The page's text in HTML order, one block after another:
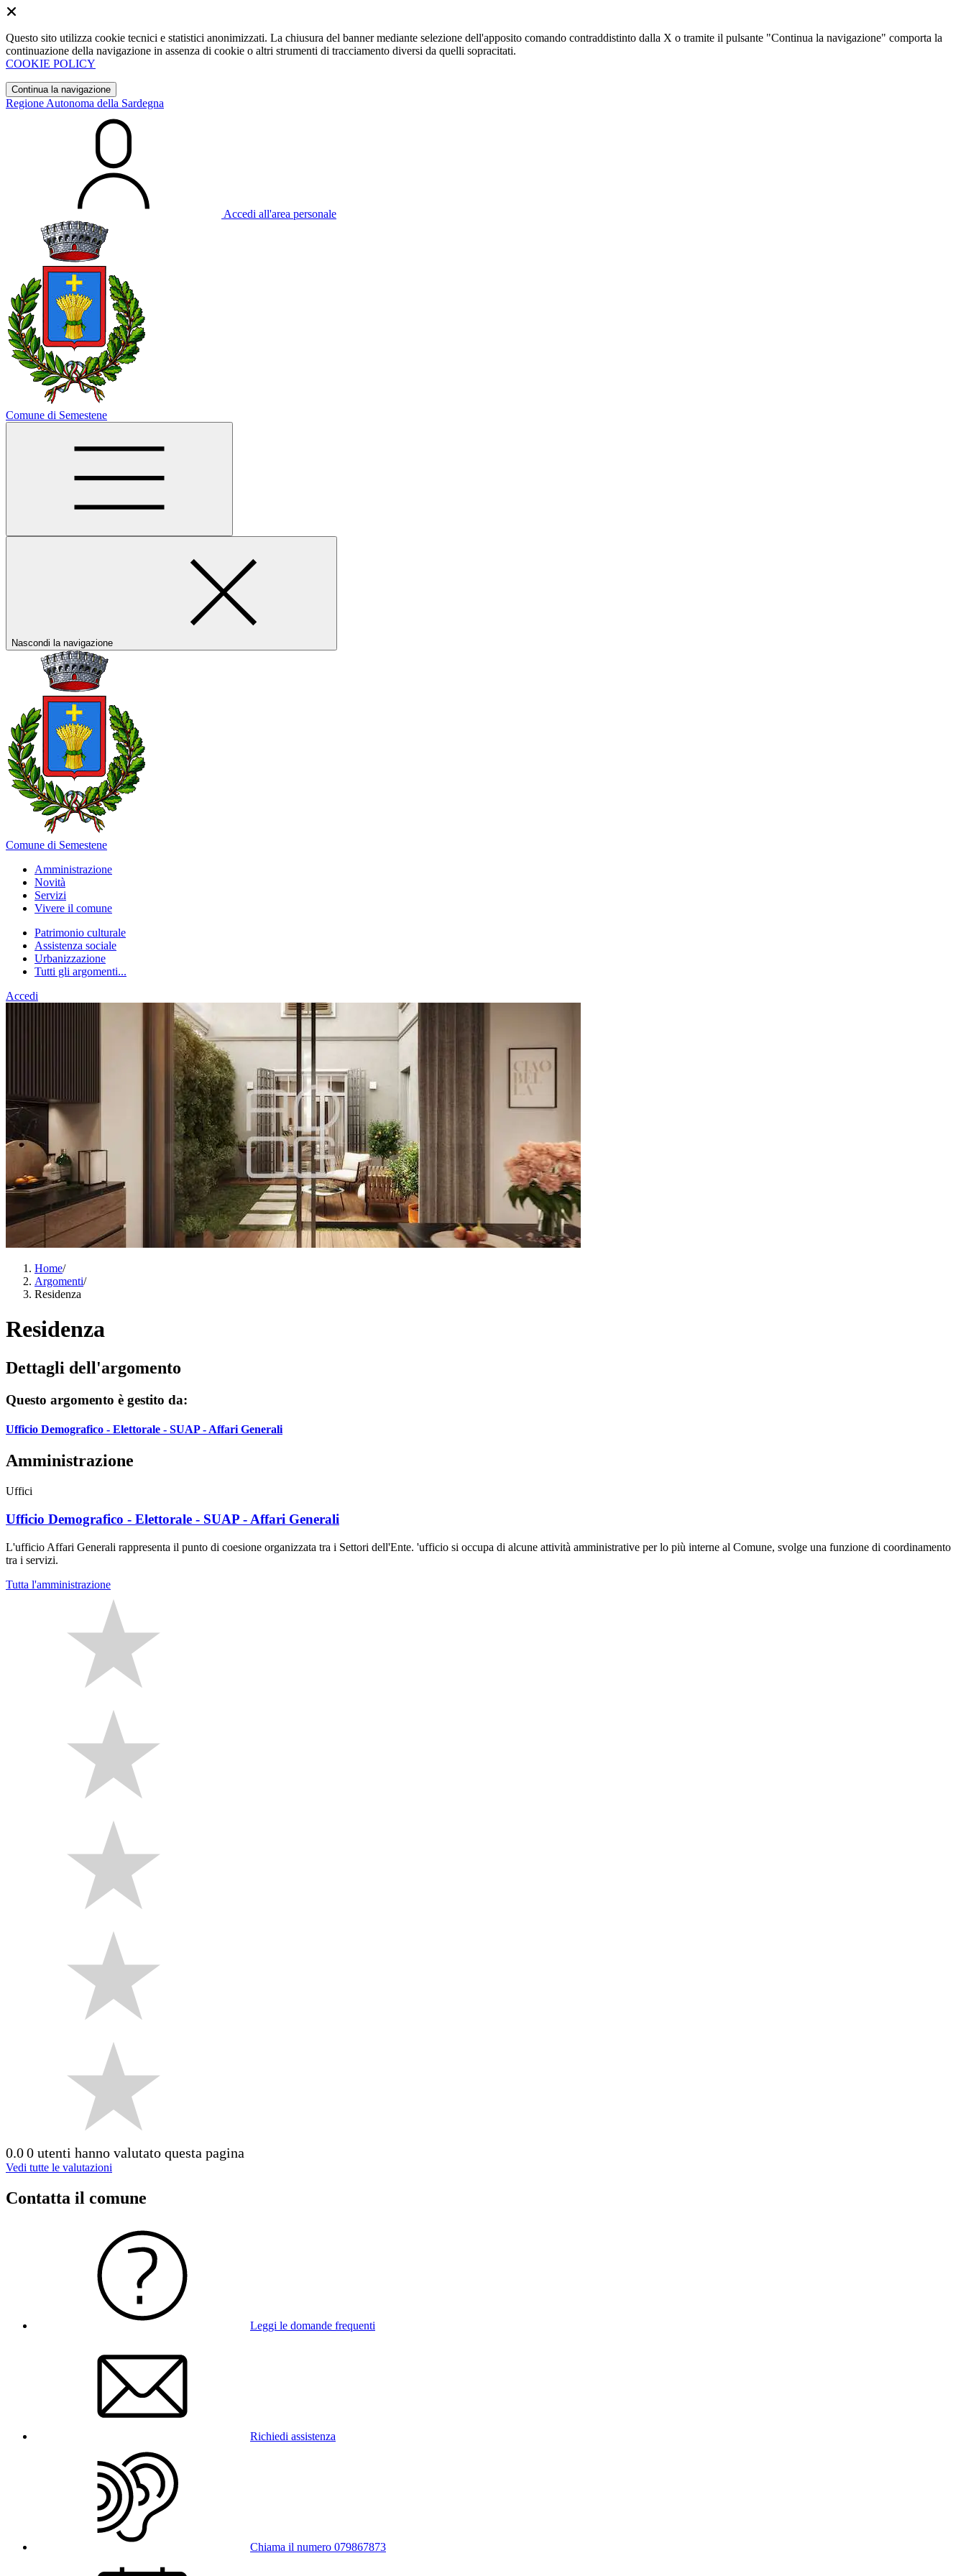
Questo sito utilizza cookie tecnici e statistici anonimizzati. La chiusura del banner mediante selezione dell'apposito comando contraddistinto dalla X o tramite il pulsante "Continua la navigazione" comporta la
continuazione della navigazione in assenza di cookie o altri strumenti di tracciamento diversi da quelli sopracitati.
COOKIE POLICY
Continua la navigazione
Regione Autonoma della Sardegna
Accedi all'area personale
Comune di Semestene
Nascondi la navigazione
Comune di Semestene
Amministrazione
Novità
Servizi
Vivere il comune
Patrimonio culturale
Assistenza sociale
Urbanizzazione
Tutti gli argomenti...
Accedi
Home/
Argomenti/
Residenza
Residenza
Dettagli dell'argomento
Questo argomento è gestito da:
Ufficio Demografico - Elettorale - SUAP - Affari Generali
Amministrazione
Uffici
Ufficio Demografico - Elettorale - SUAP - Affari Generali
L'ufficio Affari Generali rappresenta il punto di coesione organizzata tra i Settori dell'Ente. 'ufficio si occupa di alcune attività amministrative per lo più interne al Comune, svolge una funzione di coordinamento
tra i servizi.
Tutta l'amministrazione
0.00 utenti hanno valutato questa pagina
Vedi tutte le valutazioni
Contatta il comune
Leggi le domande frequenti
Richiedi assistenza
Chiama il numero 079867873